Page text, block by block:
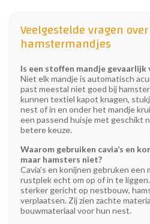
Veelgestelde vragen over
hamstermandjes
Is een stoffen mandje gevaarlijk
Niet elk mandje is automatisch
past meestal niet goed bij
kunnen textiel kapot knagen,
nest of in en onder het mandje
een passend huisje met geschikt
betere keuze.
Waarom gebruiken cavia’s en
maar hamsters niet?
Cavia’s en konijnen gebruken een
rustplek echt om op of in te
sterker gericht op nestbouw,
verplaatsen. Zij zien zachte
bouwmateriaal voor hun nest.